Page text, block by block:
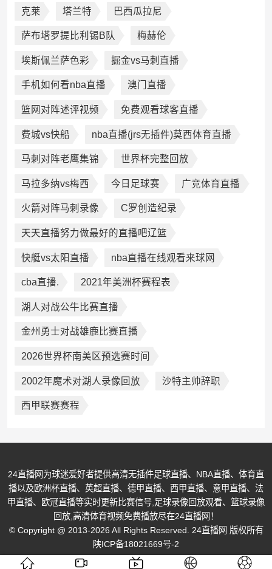
克莱 塔兰特 巴西瓜拉尼
萨布塔罗提比利锡B队 梅赫伦
埃斯佩兰萨色彩 掘金vs马刺直播
手机如何看nba直播 澳门直播
篮网对阵述评视频 免费观看球客直播
费城vs快船 nba直播(jrs无插件)莫西体育直播
马刺对阵老鹰集锦 世界杯完整回放
马拉多纳vs梅西 今日足球赛 广竞体育直播
火箭对阵马刺录像 C罗创造纪录
天天直播努力做最好的直播吧辽篮
快艇vs太阳直播 nba直播在线观看来球网
cba直播. 2021年美洲杯赛程表
湖人对战公牛比赛直播
金州勇士对战雄鹿比赛直播
2026世界杯南美区预选赛时间
2002年魔术对湖人录像回放 沙特主帅辞职
西甲联赛赛程
24直播网为球迷爱好者提供高清无插件足球直播、NBA直播、体育直
播以及欧洲杯直播、英超直播、德甲直播、西甲直播、意甲直播、法
甲直播、欧冠直播等实时更新比赛信号,足球录像回放观看、篮球录像
回放,高清体育视频免费播放尽在24直播网！
© Copyright @ 2013-2026 All Rights Reserved. 24直播网 版权所有
陕ICP备18021669号-2